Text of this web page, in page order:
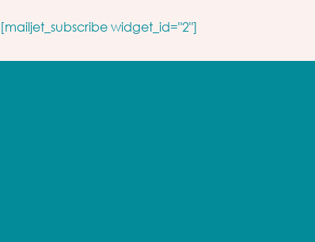
[mailjet_subscribe widget_id="2"]